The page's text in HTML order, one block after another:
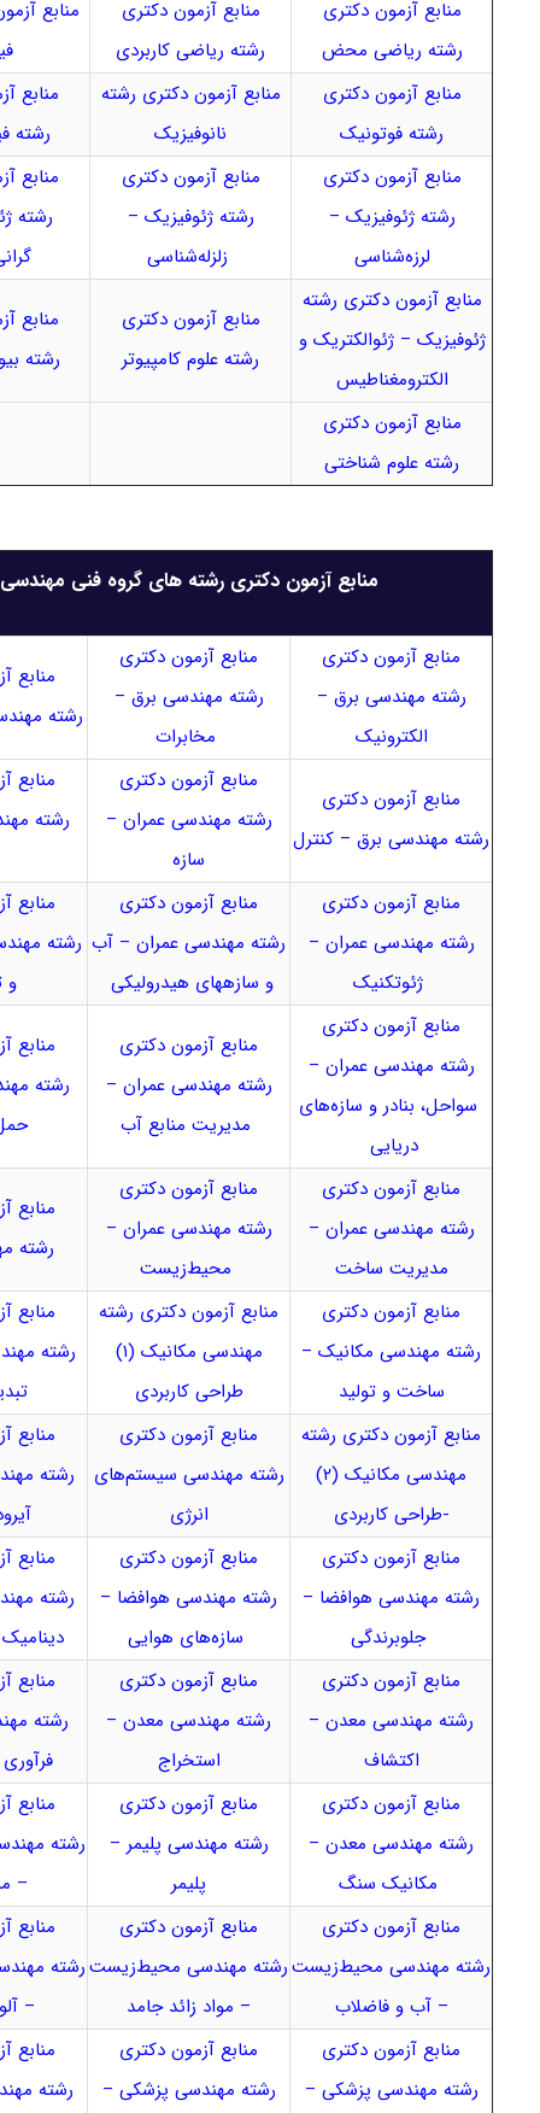
منابع آزمون دکتری
رشته ریاضی محض
منابع آزمون دکتری
رشته ریاضی کاربردی
منابع
منابع آزمون دکتری
رشته فوتونیک
منابع آزمون دکتری رشته
نانوفیزیک
منابع
رشته
منابع آزمون دکتری
رشته ژئوفیزیک –
لرزه‌شناسی
منابع آزمون دکتری
رشته ژئوفیزیک –
زلزله‌شناسی
منابع
رشته
منابع آزمون دکتری رشته
ژئوفیزیک – ژئوالکتریک و
الکترومغناطیس
منابع آزمون دکتری
رشته علوم کامپیوتر
منابع
رشته
منابع آزمون دکتری
رشته علوم شناختی
منابع آزمون دکتری رشته های گروه فنی مهندسی
منابع آزمون دکتری
رشته مهندسی برق –
الکترونیک
منابع آزمون دکتری
رشته مهندسی برق –
مخابرات
منابع
رشته
منابع آزمون دکتری
رشته مهندسی برق – کنترل
منابع آزمون دکتری
رشته مهندسی عمران –
سازه
منابع
رشته
منابع آزمون دکتری
رشته مهندسی عمران –
ژئوتکنیک
منابع آزمون دکتری
رشته مهندسی عمران – آب
و سازه‎های هیدرولیکی
منابع
رشته
و
منابع آزمون دکتری
رشته مهندسی عمران –
سواحل، بنادر و سازه‌های
دریایی
منابع آزمون دکتری
رشته مهندسی عمران –
مدیریت منابع آب
منابع
رشته
منابع آزمون دکتری
رشته مهندسی عمران –
مدیریت ساخت
منابع آزمون دکتری
رشته مهندسی عمران –
محیط‌زیست
منابع
رشته
منابع آزمون دکتری
رشته مهندسی مکانیک –
ساخت و تولید
منابع آزمون دکتری رشته
مهندسی مکانیک (۱)
طراحی کاربردی
منابع
رشته
منابع آزمون دکتری رشته
مهندسی مکانیک (۲)
-طراحی کاربردی
منابع آزمون دکتری
رشته مهندسی سیستم‌های
انرژی
منابع
رشته
منابع آزمون دکتری
رشته مهندسی هوافضا –
جلوبرندگی
منابع آزمون دکتری
رشته مهندسی هوافضا –
سازه‌های هوایی
منابع
رشته
منابع آزمون دکتری
رشته مهندسی معدن –
اکتشاف
منابع آزمون دکتری
رشته مهندسی معدن –
استخراج
منابع
رشته
منابع آزمون دکتری
رشته مهندسی معدن –
مکانیک سنگ
منابع آزمون دکتری
رشته مهندسی پلیمر –
پلیمر
منابع
رشته
–
منابع آزمون دکتری
رشته مهندسی محیط‌زیست
– آب و فاضلاب
منابع آزمون دکتری
رشته مهندسی محیط‌زیست
– مواد زائد جامد
منابع
رشته
–
منابع آزمون دکتری
رشته مهندسی پزشکی –
منابع آزمون دکتری
رشته مهندسی پزشکی –
منابع
رشته